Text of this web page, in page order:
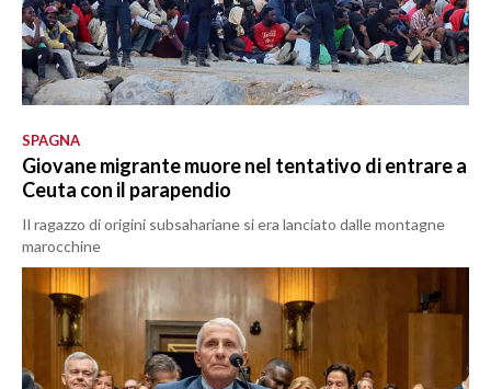
SPAGNA
Giovane migrante muore nel tentativo di entrare a
Ceuta con il parapendio
Il ragazzo di origini subsahariane si era lanciato dalle montagne
marocchine